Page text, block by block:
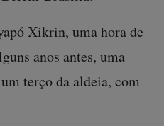
Xikrin, uma hora de
anos antes, uma
terço da aldeia, com